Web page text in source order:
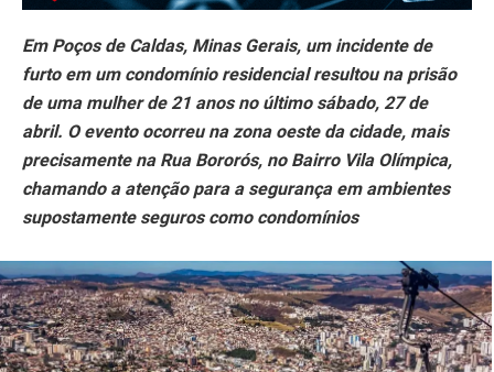
Em Poços de Caldas, Minas Gerais, um incidente de
furto em um condomínio residencial resultou na prisão
de uma mulher de 21 anos no último sábado, 27 de
abril. O evento ocorreu na zona oeste da cidade, mais
precisamente na Rua Bororós, no Bairro Vila Olímpica,
chamando a atenção para a segurança em ambientes
supostamente seguros como condomínios